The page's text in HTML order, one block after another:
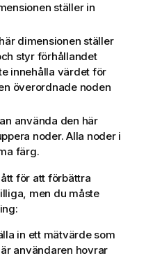
ställer in
dimensionen ställer
styr förhållandet
innehålla värdet för
överordnade noden
använda den här
noder. Alla noder i
färg.
för att förbättra
men du måste
in ett mätvärde som
användaren hovrar